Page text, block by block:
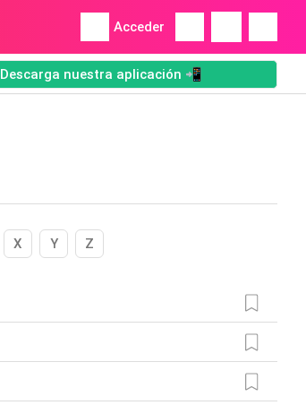
Acceder
Descarga nuestra aplicación 📲
X Y Z